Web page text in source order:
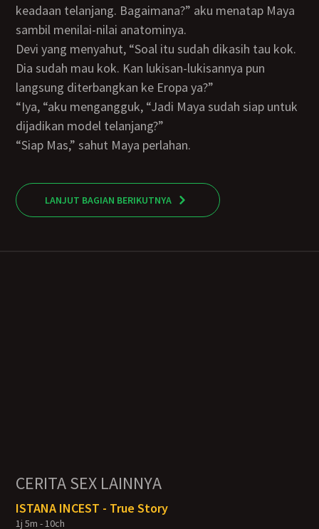
keadaan telanjang. Bagaimana?” aku menatap Maya
sambil menilai-nilai anatominya.
Devi yang menyahut, “Soal itu sudah dikasih tau kok.
Dia sudah mau kok. Kan lukisan-lukisannya pun
langsung diterbangkan ke Eropa ya?”
“Iya, “aku mengangguk, “Jadi Maya sudah siap untuk
dijadikan model telanjang?”
“Siap Mas,” sahut Maya perlahan.
LANJUT BAGIAN BERIKUTNYA
CERITA SEX LAINNYA
ISTANA INCEST - True Story
1j 5m - 10ch